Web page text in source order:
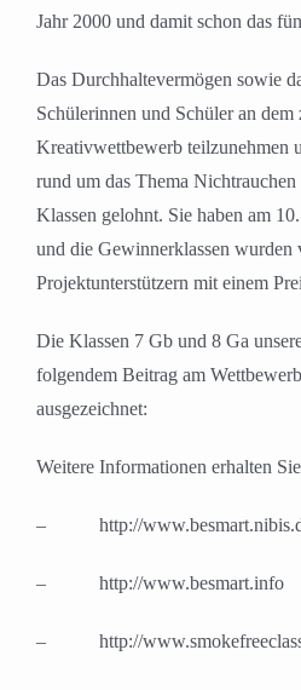
Jahr 2000 und damit schon das
Das Durchhaltevermögen sowie
Schülerinnen und Schüler an dem
Kreativwettbewerb teilzunehmen
rund um das Thema
Klassen gelohnt. Sie haben am
und die Gewinnerklassen wurden
Projektunterstützern mit einem
Die Klassen 7 Gb und 8 Ga
folgendem Beitrag am
ausgezeichnet:
Weitere Informationen erhalten
– http://
– http://www.besmart.info
– http://